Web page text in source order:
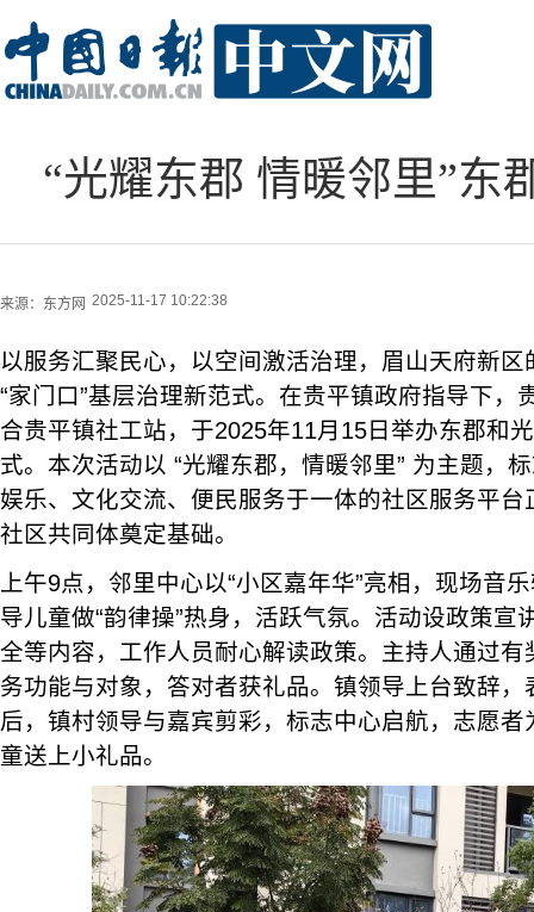
“光耀东郡 情暖邻里”东
来源： 东方网 2025-11-17 10:22:38
以服务汇聚民心，以空间激活治理，眉山天府新
“家门口”基层治理新范式。在贵平镇政府指导下，
合贵平镇社工站，于2025年11月15日举办东郡和
式。本次活动以 “光耀东郡，情暖邻里” 为主题，
娱乐、文化交流、便民服务于一体的社区服务平
社区共同体奠定基础。
上午9点，邻里中心以“小区嘉年华”亮相，现场音
导儿童做“韵律操”热身，活跃气氛。活动设政策宣
全等内容，工作人员耐心解读政策。主持人通过
务功能与对象，答对者获礼品。镇领导上台致辞
后，镇村领导与嘉宾剪彩，标志中心启航，志愿
童送上小礼品。